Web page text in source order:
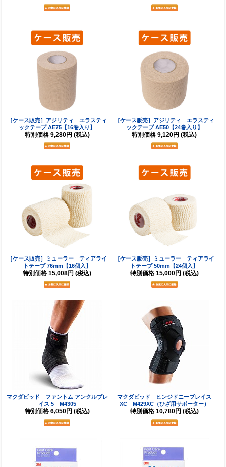
［ケース販売］アジリティ エラスティ
ックテープ AE75【16巻入り】
特別価格 9,280円 (税込)
［ケース販売］アジリティ エラスティ
ックテープ AE50【24巻入り】
特別価格 9,120円 (税込)
［ケース販売］ミューラー ティアライ
トテープ 76mm【16個入】
特別価格 15,008円 (税込)
［ケース販売］ミューラー ティアライ
トテープ 50mm【24個入】
特別価格 15,000円 (税込)
マクダビッド ファントム アンクルブレ
イス 5 M4305
特別価格 6,050円 (税込)
マクダビッド ヒンジドニーブレイス
XC M429XC（ひざ用サポーター）
特別価格 10,780円 (税込)